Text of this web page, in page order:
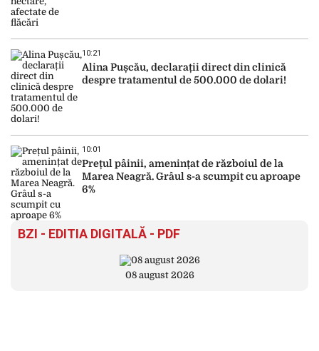
10:21
Alina Pușcău, declarații direct din clinică
despre tratamentul de 500.000 de dolari!
10:01
Prețul pâinii, amenințat de războiul de la
Marea Neagră. Grâul s-a scumpit cu aproape
6%
BZI - EDITIA DIGITALĂ - PDF
08 august 2026